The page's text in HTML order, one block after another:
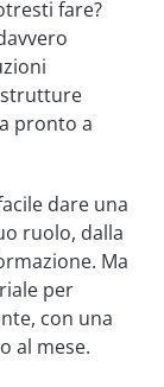
fare?
strutture
pronto a
dare una
ruolo, dalla
Ma
per
con una
al mese.